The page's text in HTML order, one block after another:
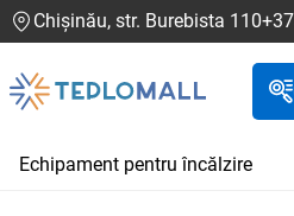
Chișinău, str. Burebista 110
Echipament pentru încălzire